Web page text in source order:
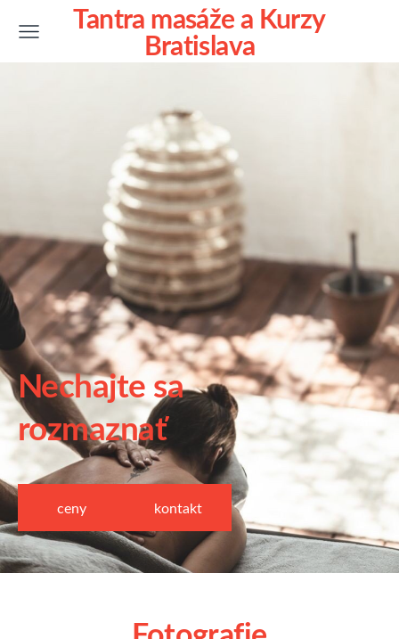
Tantra masáže a Kurzy
Bratislava
Nechajte sa
rozmaznať
​ceny​ ​kontakt​